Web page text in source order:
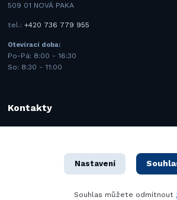
509 01 NOVÁ PAKA
tel.:+420 736 779 955
Otevírací doba:
Po-Pá: 8:00 - 16:30
So: 8:30 - 11:00
Kontakty
(Po-Pá 8–16 hod.)
Nastavení
Souhlas můžete odmítnout